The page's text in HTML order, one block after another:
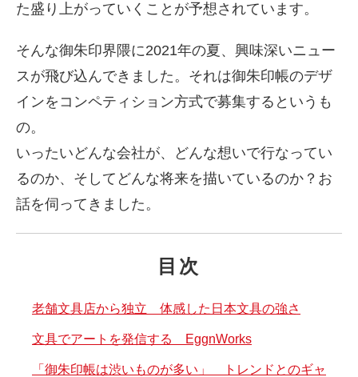
た盛り上がっていくことが予想されています。
そんな御朱印界隈に2021年の夏、興味深いニュー
スが飛び込んできました。それは御朱印帳のデザ
インをコンペティション方式で募集するというも
の。
いったいどんな会社が、どんな想いで行なってい
るのか、そしてどんな将来を描いているのか？お
話を伺ってきました。
目次
老舗文具店から独立 体感した日本文具の強さ
文具でアートを発信する EggnWorks
「御朱印帳は渋いものが多い」 トレンドとのギャ